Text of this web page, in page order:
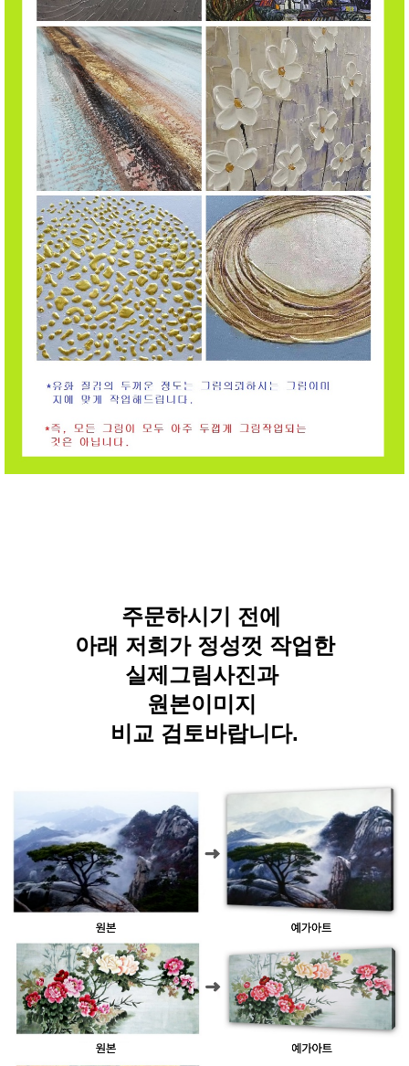
주문하시기 전에
아래 저희가 정성껏 작업한
실제그림사진과
원본이미지
비교 검토바랍니다.